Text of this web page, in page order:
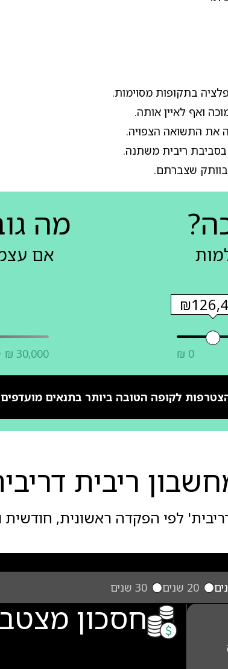
בתקופות מסוימות.
ואף לאיין אותה.
את התשואה הצפויה.
ריבית משתנה.
בוותק שצברתם.
₪ 0
מה
אם
₪ 30,000
לקופה הטובה ביותר בתנאים מועדפים
ריבית
לפי הפקדה ראשונית,
20 שנים 30 שנים
חסכון